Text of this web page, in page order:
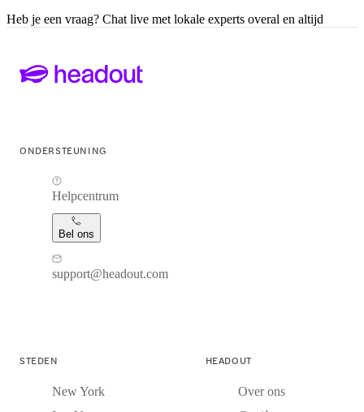
Heb je een vraag? Chat live met lokale experts overal en altijd
ONDERSTEUNING
Helpcentrum
Bel ons
support@headout.com
STEDEN
New York
HEADOUT
Over ons